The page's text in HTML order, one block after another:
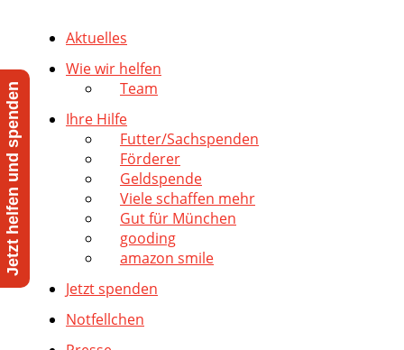
Aktuelles
Wie wir helfen
Team
Ihre Hilfe
Futter/Sachspenden
Förderer
Geldspende
Viele schaffen mehr
Gut für München
gooding
amazon smile
Jetzt spenden
Notfellchen
Jetzt helfen und spenden